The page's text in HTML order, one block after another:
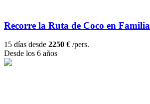
Recorre la Ruta de Coco en Familia
15 días desde 2250 € /pers.
Desde los 6 años